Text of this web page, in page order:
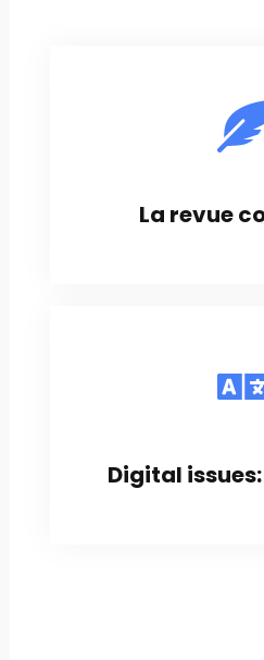
La revue
Digital